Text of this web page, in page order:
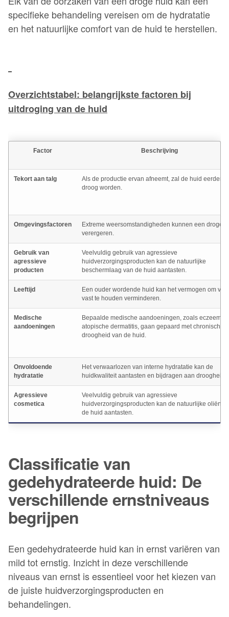
specifieke behandeling vereisen om de hydratatie
en het natuurlijke comfort van de huid te herstellen.
Overzichtstabel: belangrijkste factoren bij
uitdroging van de huid
Factor Beschrijving
Tekort aan talg
Als de productie ervan afneemt, zal de huid eerder
droog worden.
Omgevingsfactoren
Extreme weersomstandigheden kunnen een droge
verergeren.
Gebruik van
agressieve
producten
Veelvuldig gebruik van agressieve
huidverzorgingsproducten kan de natuurlijke
beschermlaag van de huid aantasten.
Leeftijd
Een ouder wordende huid kan het vermogen om
vast te houden verminderen.
Medische
aandoeningen
Bepaalde medische aandoeningen, zoals eczeem of
atopische dermatitis, gaan gepaard met chronische
droogheid van de huid.
Onvoldoende
hydratatie
Het verwaarlozen van interne hydratatie kan de
huidkwaliteit aantasten en bijdragen aan droogheid.
Agressieve
cosmetica
Veelvuldig gebruik van agressieve
huidverzorgingsproducten kan de natuurlijke oliën
de huid aantasten.
Classificatie van
gedehydrateerde huid: De
verschillende ernstniveaus
begrijpen
Een gedehydrateerde huid kan in ernst variëren van
mild tot ernstig. Inzicht in deze verschillende
niveaus van ernst is essentieel voor het kiezen van
de juiste huidverzorgingsproducten en
behandelingen.